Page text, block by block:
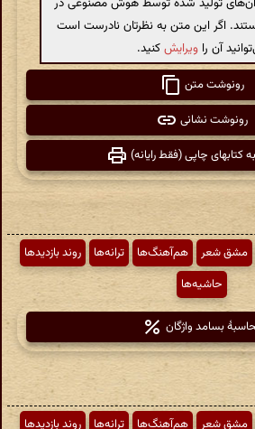
اگر این متن به نظرتان نادرست است
آن را ویرایشکنید.
رونوشت متن
رونوشت نشانی
کتابهای چاپی (فقط رایانه)
مشق شعر هم‌آهنگ‌ها ترانه‌ها
روند بازدیدها
حاشیه‌ها
بسامد واژگان
مشق شعر هم‌آهنگ‌ها ترانه‌ها روند بازدیدها